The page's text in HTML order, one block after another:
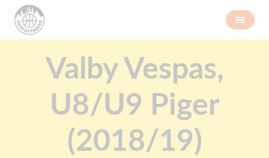
Valby Vespas,
U8/U9 Piger
(2018/19)